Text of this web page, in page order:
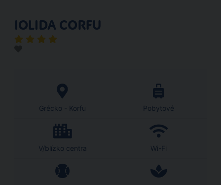
IOLIDA CORFU
Grécko - Korfu Pobytové
V/blízko centra Wi-Fi